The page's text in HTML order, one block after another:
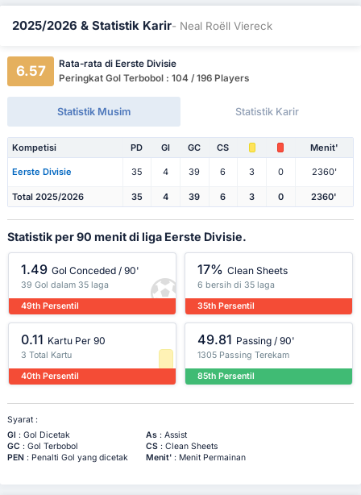
2025/2026 & Statistik Karir- Neal Roëll Viereck
6.57
Rata-rata di Eerste Divisie
Peringkat Gol Terbobol : 104 / 196 Players
Statistik Musim Statistik Karir
Kompetisi PD Gl GC CS Menit'
Eerste Divisie 35 4 39 6 3 0 2360'
Total 2025/2026 35 4 39 6 3 0 2360'
Statistik per 90 menit di liga Eerste Divisie.
1.49 Gol Conceded / 90'
39 Gol dalam 35 laga
49th Persentil
17% Clean Sheets
6 bersih di 35 laga
35th Persentil
0.11 Kartu Per 90
3 Total Kartu
40th Persentil
49.81 Passing / 90'
1305 Passing Terekam
85th Persentil
Syarat :
Gl : Gol Dicetak As: Assist
GC : Gol Terbobol CS: Clean Sheets
PEN: Penalti Gol yang dicetak Menit': Menit Permainan